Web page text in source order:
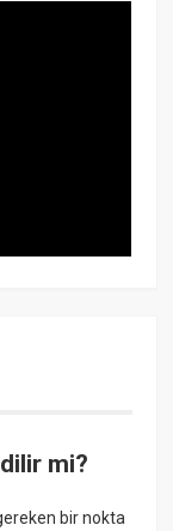
mi?
bir nokta